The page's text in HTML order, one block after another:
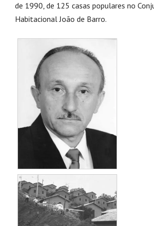
de 1990, de 125 casas populares no
Habitacional João de Barro.